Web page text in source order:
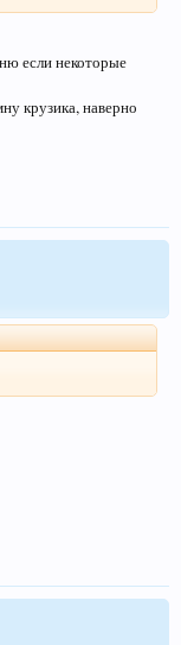
если некоторые
крузика, наверно